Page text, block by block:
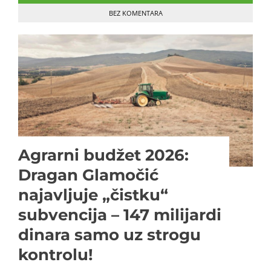
BEZ KOMENTARA
Agrarni budžet 2026:
Dragan Glamočić
najavljuje „čistku“
subvencija – 147 milijardi
dinara samo uz strogu
kontrolu!